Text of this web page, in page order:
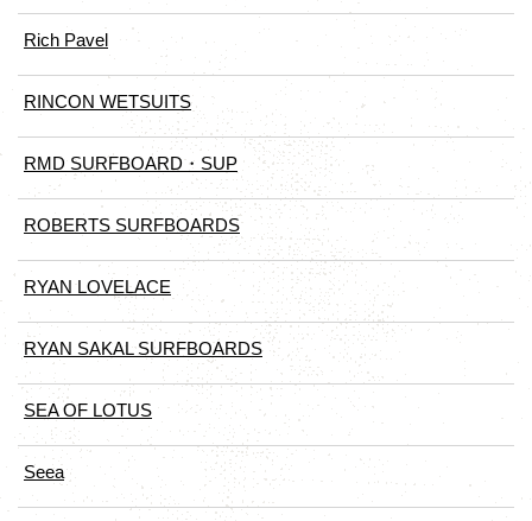
Rich Pavel
RINCON WETSUITS
RMD SURFBOARD・SUP
ROBERTS SURFBOARDS
RYAN LOVELACE
RYAN SAKAL SURFBOARDS
SEA OF LOTUS
Seea